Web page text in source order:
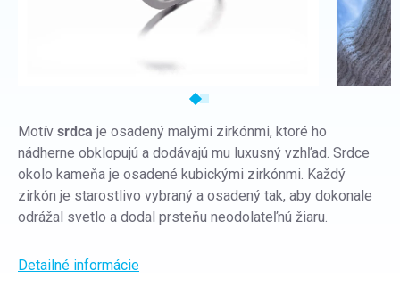
Motív srdca je osadený malými zirkónmi, ktoré ho
nádherne obklopujú a dodávajú mu luxusný vzhľad. Srdce
okolo kameňa je osadené kubickými zirkónmi. Každý
zirkón je starostlivo vybraný a osadený tak, aby dokonale
odrážal svetlo a dodal prsteňu neodolateľnú žiaru.
Detailné informácie